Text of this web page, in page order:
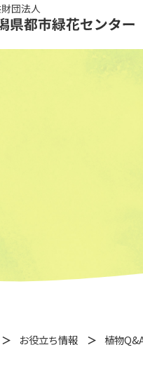
お役立ち情報 植物